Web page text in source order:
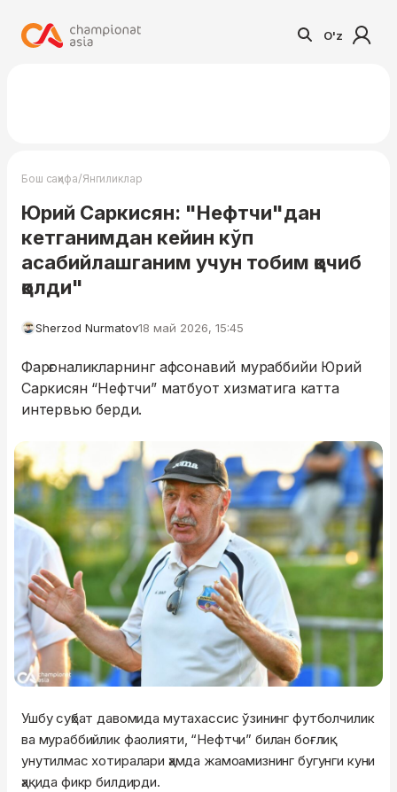
O'z
Бош саҳифа/Янгиликлар
Юрий Саркисян: "Нефтчи"дан
кетганимдан кейин кўп
асабийлашганим учун тобим қочиб
қолди"
Sherzod Nurmatov18 май 2026, 15:45
Фарғоналикларнинг афсонавий мураббийи Юрий
Саркисян “Нефтчи” матбуот хизматига катта
интервью берди.
Ушбу суҳбат давомида мутахассис ўзининг футболчилик
ва мураббийлик фаолияти, “Нефтчи” билан боғлиқ
унутилмас хотиралари ҳамда жамоамизнинг бугунги куни
ҳақида фикр билдирди.